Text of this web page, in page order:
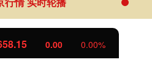
0.00 0.00%